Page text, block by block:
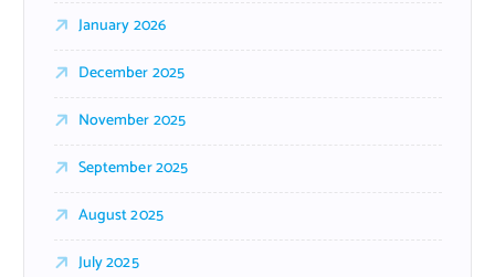
January 2026
December 2025
November 2025
September 2025
August 2025
July 2025